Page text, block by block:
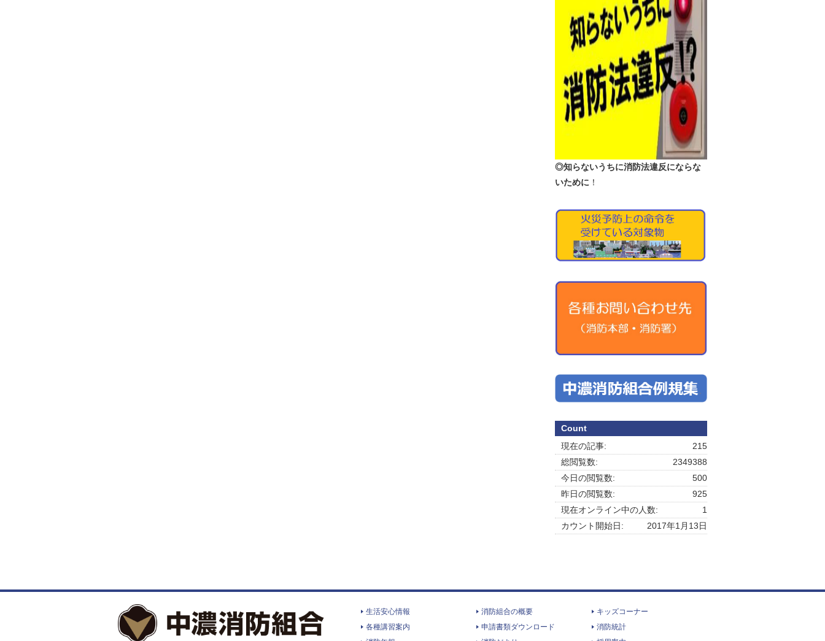
◎知らないうちに消防法違反にならな
いために ！
Count
215
現在の記事:
2349388
総閲覧数:
500
今日の閲覧数:
925
昨日の閲覧数:
1
現在オンライン中の人数:
2017年1月13日
カウント開始日:
生活安心情報 消防組合の概要
キッズコーナー
各種講習案内
申請書類ダウンロード
消防統計